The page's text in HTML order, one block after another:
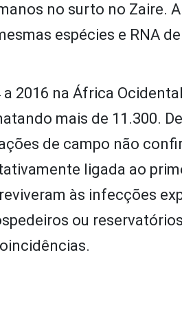
no surto no Zaire.
espécies e RNA
2016 na África
mais de 11.300.
de campo não
ligada ao
às infecções
ou